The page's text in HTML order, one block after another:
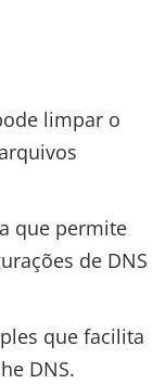
limpar o
que permite
de DNS
que facilita
DNS.